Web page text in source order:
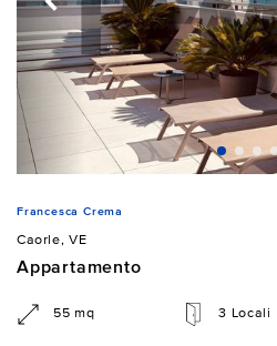
Francesca Crema
Caorle, VE
Appartamento
55 mq 3 Locali